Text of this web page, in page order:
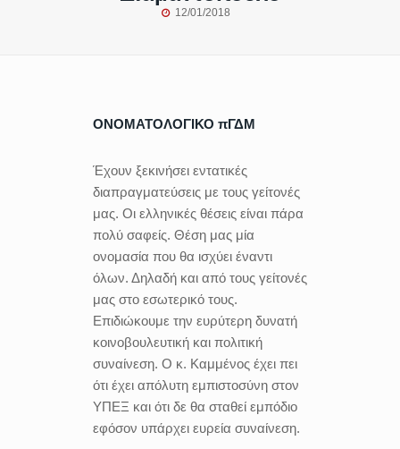
12/01/2018
ΟΝΟΜΑΤΟΛΟΓΙΚΟ πΓΔΜ
Έχουν ξεκινήσει εντατικές
διαπραγματεύσεις με τους γείτονές
μας. Οι ελληνικές θέσεις είναι πάρα
πολύ σαφείς. Θέση μας μία
ονομασία που θα ισχύει έναντι
όλων. Δηλαδή και από τους γείτονές
μας στο εσωτερικό τους.
Επιδιώκουμε την ευρύτερη δυνατή
κοινοβουλευτική και πολιτική
συναίνεση. Ο κ. Καμμένος έχει πει
ότι έχει απόλυτη εμπιστοσύνη στον
ΥΠΕΞ και ότι δε θα σταθεί εμπόδιο
εφόσον υπάρχει ευρεία συναίνεση.